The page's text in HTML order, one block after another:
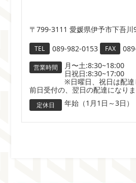
〒799-3111 愛媛県伊予市下吾川
TEL 089-982-0153 FAX
営業時間
月〜土:8:30~18:00
日祝日:8:30~17:00
※日曜日、祝日は配達
前日受付の、翌日の配達になりま
定休日 年始（1月1日～3日）